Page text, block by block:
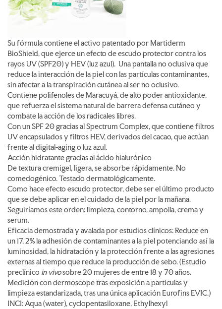
Su fórmula contiene el activo patentado por Martiderm
BioShield, que ejerce un efecto de escudo protector contra los
rayos UV (SPF20) y HEV (luz azul). Una pantalla no oclusiva que
reduce la interacción de la piel con las partículas contaminantes,
sin afectar a la transpiración cutánea al ser no oclusivo.
Contiene polifenoles de Maracuyá, de alto poder antioxidante,
que refuerza el sistema natural de barrera defensa cutáneo y
combate la acción de los radicales libres.
Con un SPF 20 gracias al Spectrum Complex, que contiene filtros
UV encapsulados y filtros HEV, derivados del cacao, que actúan
frente al digital-aging o luz azul.
Acción hidratante gracias al ácido hialurónico
De textura cremigel, ligera, se absorbe rápidamente. No
comedogénico. Testado dermatológicamente.
Como hace efecto escudo protector, debe ser el último producto
que se debe aplicar en el cuidado de la piel por la mañana.
Seguiríamos este orden: limpieza, contorno, ampolla, crema y
serum.
Eficacia demostrada y avalada por estudios clínicos: Reduce en
un 17, 2% la adhesión de contaminantes a la piel potenciando así la
luminosidad, la hidratación y la protección frente a las agresiones
externas al tiempo que reduce la producción de sebo. (Estudio
preclínico in vivosobre 20 mujeres de entre 18 y 70 años.
Medición con dermoscope tras exposición a partículas y
limpieza estandarizada, tras una única aplicación Eurofins EVIC.)
INCI: Aqua (water), cyclopentasiloxane, Ethylhexyl